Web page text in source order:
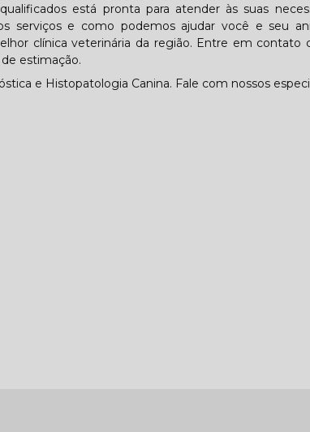
está pronta para atender às suas
serviços e como podemos ajudar você e seu
clínica veterinária da região. Entre em contato
estimação.
e Histopatologia Canina. Fale com nossos